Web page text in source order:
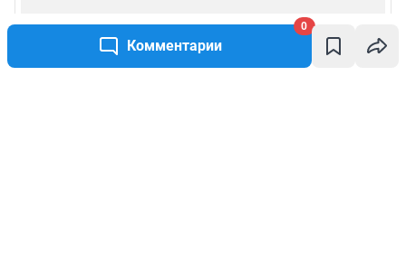
Комментарии
0